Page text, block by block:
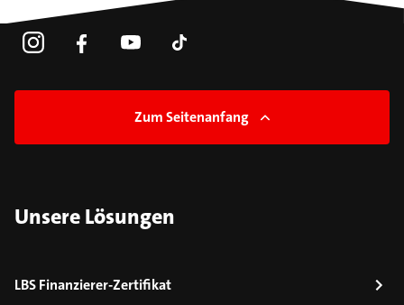
Zum Seitenanfang
Unsere Lösungen
LBS Finanzierer-Zertifikat